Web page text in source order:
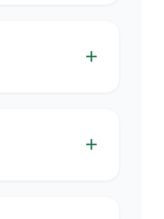
+
+